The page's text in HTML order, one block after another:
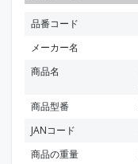
品番コード
メーカー名
商品名
商品型番
JANコード
商品の重量